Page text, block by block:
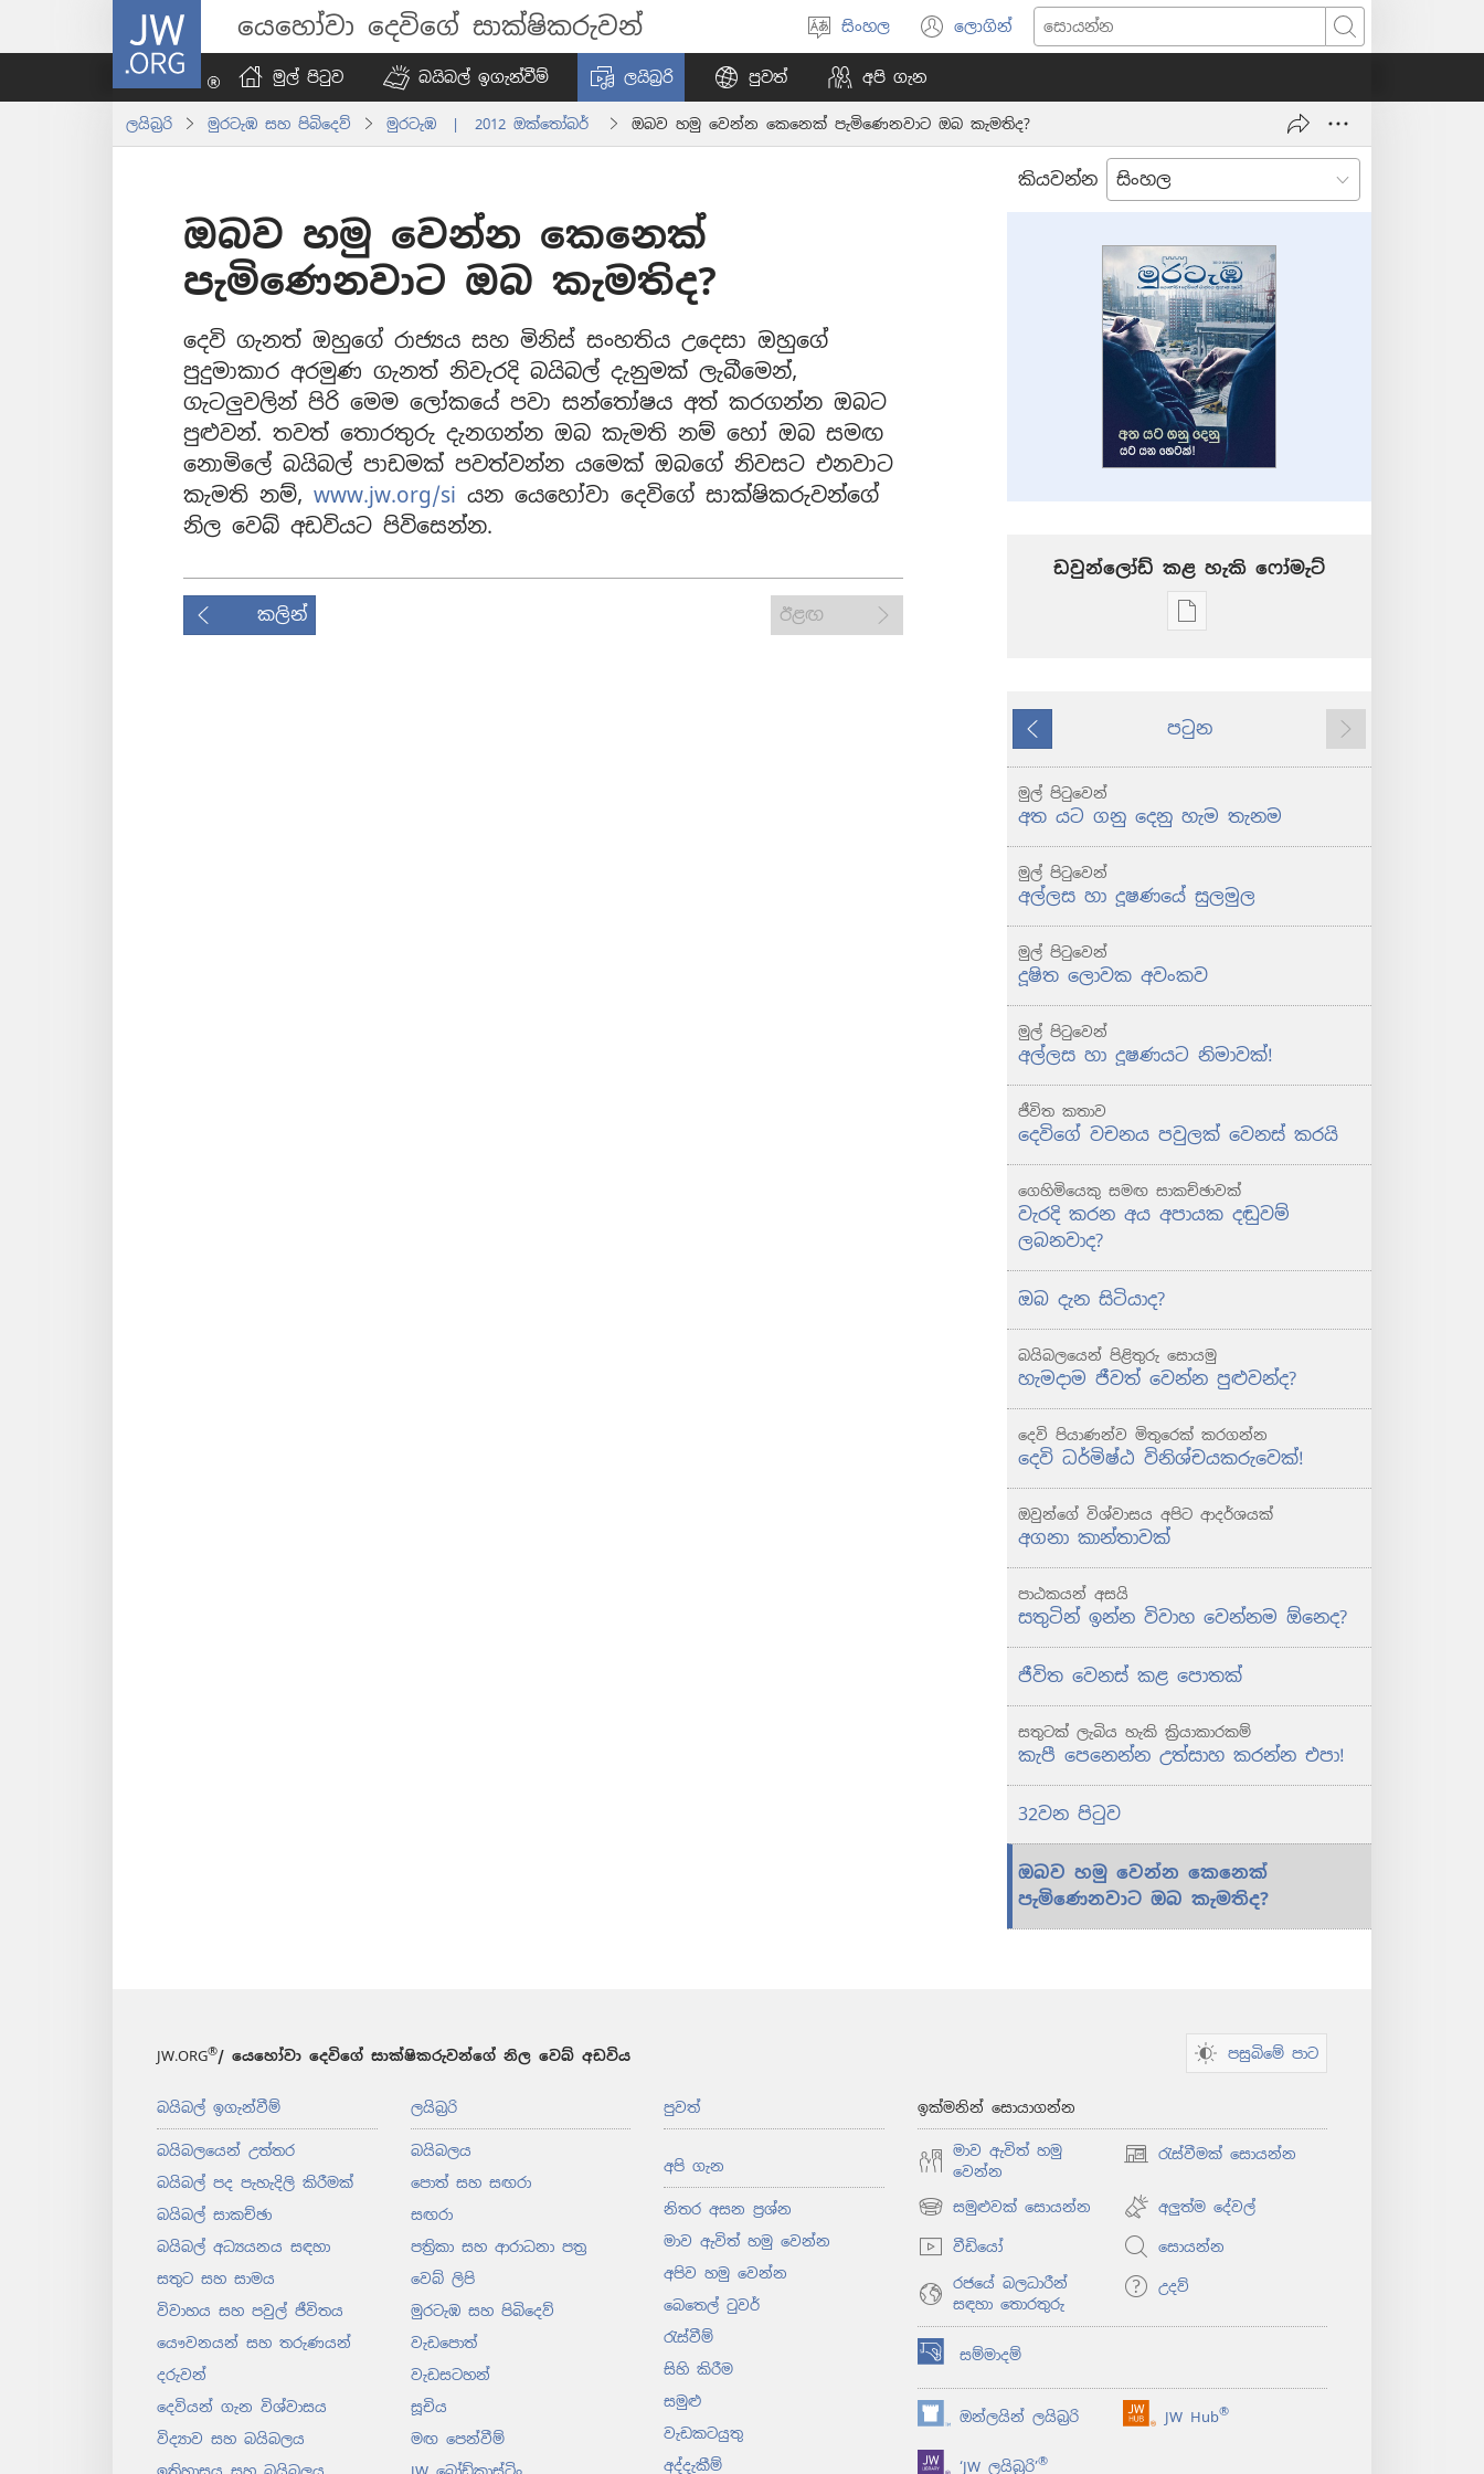
JW.ORG යෙහෝවා දෙවිගේ සාක්ෂිකරුවන්
භාෂාව
තෝරන්න
සිංහල ලොගින්
(opens
new
සොයන්න
මුල් පිටුව බයිබල් ඉගැන්වීම් ලයිබ්‍රරි පුවත් අපි ගැන
ලයිබ්‍රරි මුරටැඹ සහ පිබිදෙව් මුරටැඹ | 2012 ඔක්තෝබර් ඔබව හමු වෙන්න කෙනෙක් පැමිණෙනවාට ඔබ කැමතිද?
කියවන්න
ඔබව හමු වෙන්න කෙනෙක්
පැමිණෙනවාට ඔබ කැමතිද?
දෙවි ගැනත් ඔහුගේ රාජ්‍යය සහ මිනිස් සංහතිය උදෙසා ඔහුගේ
පුදුමාකාර අරමුණ ගැනත් නිවැරදි බයිබල් දැනුමක් ලැබීමෙන්,
ගැටලුවලින් පිරි මෙම ලෝකයේ පවා සන්තෝෂය අත් කරගන්න ඔබට
පුළුවන්. තවත් තොරතුරු දැනගන්න ඔබ කැමති නම් හෝ ඔබ සමඟ
නොමිලේ බයිබල් පාඩමක් පවත්වන්න යමෙක් ඔබගේ නිවසට එනවාට
කැමති නම්, www.jw.org/si යන යෙහෝවා දෙවිගේ සාක්ෂිකරුවන්ගේ
නිල වෙබ් අඩවියට පිවිසෙන්න.
කලින් ඊළඟ
ඩවුන්ලෝඩ් කළ හැකි ‍‍ෆෝමැට්
ප්‍රකාශන
ක්‍රම
යට
හැම
තැනම
කලින්
පටුන
ඊළඟ
මුල් පිටුවෙන්
අත යට ගනු දෙනු හැම තැනම
මුල් පිටුවෙන්
අල්ලස හා දූෂණයේ සුලමුල
මුල් පිටුවෙන්
දූෂිත ලොවක අවංකව
මුල් පිටුවෙන්
අල්ලස හා දූෂණයට නිමාවක්!
ජීවිත කතාව
දෙවිගේ වචනය පවුලක් වෙනස් කරයි
ගෙහිමියෙකු සමඟ සාකච්ඡාවක්
වැරදි කරන අය අපායක දඬුවම්
ලබනවාද?
ඔබ දැන සිටියාද?
බයිබලයෙන් පිළිතුරු සොයමු
හැමදාම ජීවත් වෙන්න පුළුවන්ද?
දෙවි පියාණන්ව මිතුරෙක් කරගන්න
දෙවි ධර්මිෂ්ඨ විනිශ්චයකරුවෙක්!
ඔවුන්ගේ විශ්වාසය අපිට ආදර්ශයක්
අගනා කාන්තාවක්
පාඨකයන් අසයි
සතුටින් ඉන්න විවාහ වෙන්නම ඕනෙද?
ජීවිත වෙනස් කළ පොතක්
සතුටක් ලැබිය හැකි ක්‍රියාකාරකම්
කැපී පෙනෙන්න උත්සාහ කරන්න එපා!
32වන පිටුව
ඔබව හමු වෙන්න කෙනෙක්
පැමිණෙනවාට ඔබ කැමතිද?
JW.ORG®/ යෙහෝවා දෙවිගේ සාක්ෂිකරුවන්ගේ නිල වෙබ් අඩවිය පසුබිමේ පාට
බයිබල් ඉගැන්වීම්
බයිබලයෙන් උත්තර
බයිබල් පද පැහැදිලි කිරීමක්
බයිබල් සාකච්ඡා
බයිබල් අධ්‍යයනය සඳහා
සතුට සහ සාමය
විවාහය සහ පවුල් ජීවිතය
යෞවනයන් සහ තරුණයන්
දරුවන්
දෙවියන් ගැන විශ්වාසය
විද්‍යාව සහ බයිබලය
ලයිබ්‍රරි
බයිබලය
පොත් සහ සඟරා
සඟරා
පත්‍රිකා සහ ආරාධනා පත්‍ර
වෙබ් ලිපි
මුරටැඹ සහ පිබිදෙව්
වැඩපොත්
වැඩසටහන්
සූචිය
මඟ පෙන්වීම්
පුවත්
අපි ගැන
නිතර අසන ප්‍රශ්න
මාව ඇවිත් හමු වෙන්න
අපිව හමු වෙන්න
බෙතෙල් ටුවර්
රැස්වීම්
සිහි කිරීම
සමුළු
වැඩකටයුතු
අද්දැකීම්
ඉක්මනින් සොයාගන්න
මාව ඇවිත් හමු
වෙන්න
රැස්වීමක් සොයන්න
(opens
window)
සමුළුවක් සොයන්න
(opens
new
window)
අලුත්ම දේවල්
වීඩියෝ
සොයන්න
රජයේ බලධාරීන්
සඳහා තොරතුරු
උදව්
සම්මාදම්
(opens
new
window)
ඔන්ලයින් ලයිබ්‍රරි
(opens
new
window)
JW Hub®
(opens
‘JW ලයිබ්‍රරි’®